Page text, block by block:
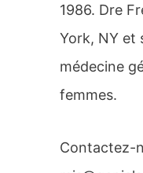
1986. Dre
York, NY et
médecine
femmes.
Contactez-